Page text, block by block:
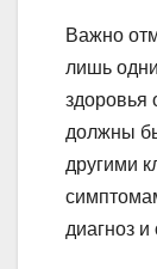
Важно
лишь
здоровья
должны
другими
диагноз